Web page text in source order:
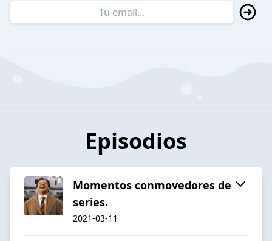
Episodios
Momentos conmovedores de
series.
2021-03-11